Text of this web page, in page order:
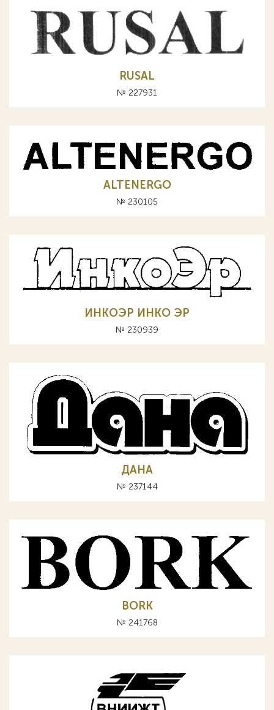
RUSAL
№ 227931
ALTENERGO
№ 230105
ИНКОЭР ИНКО ЭР
№ 230939
ДАНА
№ 237144
BORK
№ 241768